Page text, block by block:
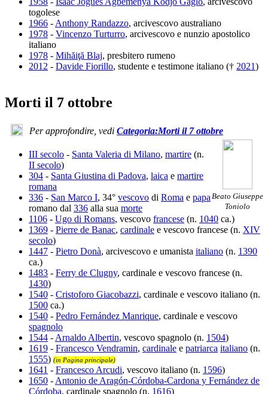
togolese
1966 - Anthony Randazzo, arcivescovo australiano
1978 - Vincenzo Turturro, arcivescovo e nunzio apostolico
italiano
1978 - Mihăiţă Blaj, presbitero rumeno
2012 - Davide Fiorillo, studente e testimone italiano († 2021)
Morti il 7 ottobre
Per approfondire, vedi Categoria:Morti il 7 ottobre
Beato Giuseppe
Toniolo
III secolo - Santa Valeria di Milano, martire (n.
II secolo)
304 - Santa Giustina di Padova, laica e martire
romana
336 - San Marco I, 34° vescovo di Roma e papa
romano dal 336 alla sua morte
1106 - Ugo di Romans, vescovo francese (n. 1040 ca.)
1369 - Pierre de Banac, cardinale e vescovo francese (n. XIV
secolo)
1447 - Pietro Donà, arcivescovo e umanista italiano (n. 1390
ca.)
1483 - Ferry de Clugny, cardinale e vescovo francese (n.
1430)
1540 - Cristoforo Giacobazzi, cardinale e vescovo italiano (n.
1500 ca.)
1540 - Pedro Fernández Manrique, cardinale e vescovo
spagnolo
1544 - Arnaldo Albertin, vescovo spagnolo (n. 1504)
1619 - Francesco Vendramin, cardinale e patriarca italiano (n.
1555) (in Pagina principale)
1641 - Francesco Arcudi, vescovo italiano (n. 1596)
1650 - Antonio de Aragón-Córdoba-Cardona y Fernández de
Córdoba, cardinale spagnolo (n. 1616)